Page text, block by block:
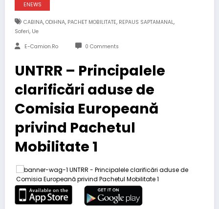
ENEWS
CABINA, ODIHNA, PACHET MOBILITATE, REPAUS SAPTAMANAL,
Soferi, Ue
E-Camion.ro 0 Comments
UNTRR – Principalele
clarificări aduse de
Comisia Europeană
privind Pachetul
Mobilitate 1